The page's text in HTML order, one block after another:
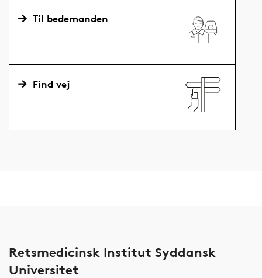
Til bedemanden
Find vej
Retsmedicinsk Institut Syddansk
Universitet